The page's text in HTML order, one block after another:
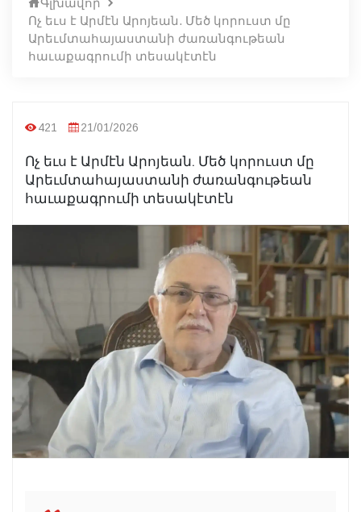
Ոչ եւս է Արմէն Արոյեան. Մեծ կորուստ մը
Արեւմտահայաստանի ժառանգութեան
հաւաքագրումի տեսակէտէն
421 21/01/2026
Ոչ եւս է Արմէն Արոյեան. Մեծ կորուստ մը
Արեւմտահայաստանի ժառանգութեան
հաւաքագրումի տեսակէտէն